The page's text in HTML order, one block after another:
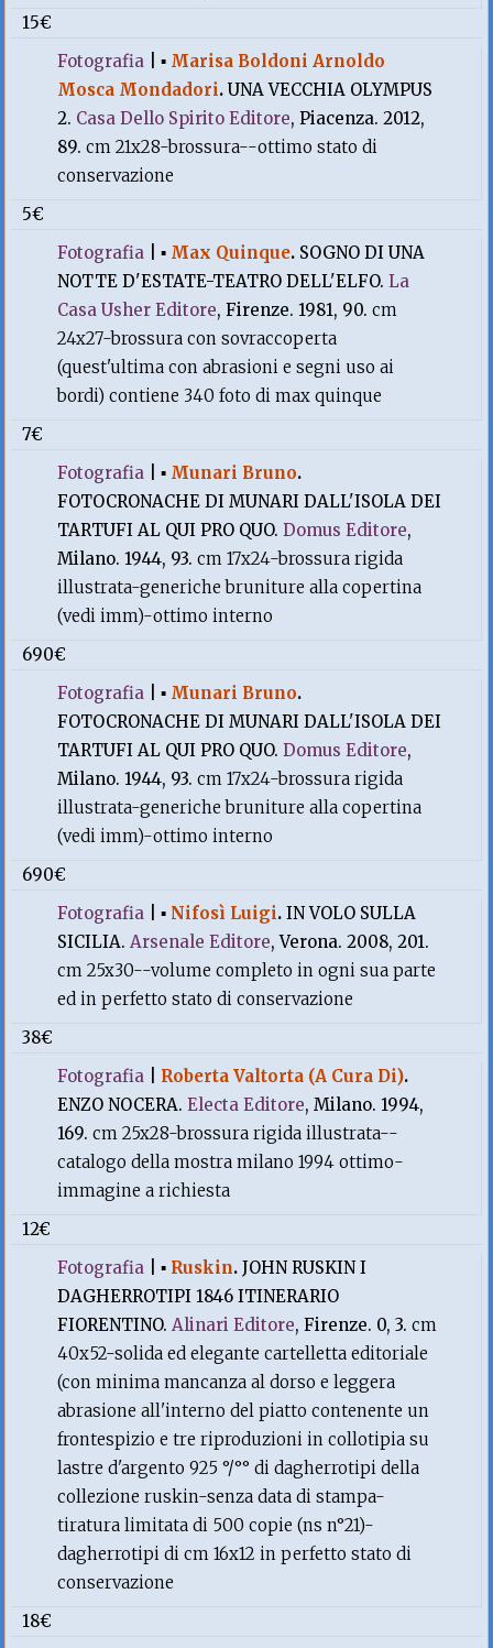
15€
Fotografia |▪ Marisa Boldoni Arnoldo
Mosca Mondadori.UNA VECCHIA OLYMPUS
2. Casa Dello Spirito Editore, Piacenza. 2012,
89.cm 21x28-brossura--ottimo stato di
conservazione
5€
Fotografia |▪ Max Quinque. SOGNO DI UNA
NOTTE D'ESTATE-TEATRO DELL'ELFO.La
Casa Usher Editore, Firenze. 1981, 90.cm
24x27-brossura con sovraccoperta
(quest'ultima con abrasioni e segni uso ai
bordi) contiene 340 foto di max quinque
7€
Fotografia |▪ Munari Bruno.
FOTOCRONACHE DI MUNARI DALL'ISOLA DEI
TARTUFI AL QUI PRO QUO.Domus Editore,
Milano. 1944, 93.cm 17x24-brossura rigida
illustrata-generiche bruniture alla copertina
(vedi imm)-ottimo interno
690€
Fotografia |▪ Munari Bruno.
FOTOCRONACHE DI MUNARI DALL'ISOLA DEI
TARTUFI AL QUI PRO QUO.Domus Editore,
Milano. 1944, 93.cm 17x24-brossura rigida
illustrata-generiche bruniture alla copertina
(vedi imm)-ottimo interno
690€
Fotografia |▪ Nifosì Luigi.IN VOLO SULLA
SICILIA.Arsenale Editore, Verona. 2008, 201.
cm 25x30--volume completo in ogni sua parte
ed in perfetto stato di conservazione
38€
Fotografia
Roberta Valtorta (A Cura Di).
ENZO NOCERA.Electa Editore, Milano. 1994,
169.cm 25x28-brossura rigida illustrata--
catalogo della mostra milano 1994 ottimo-
immagine a richiesta
12€
Fotografia |▪ Ruskin.JOHN RUSKIN I
DAGHERROTIPI 1846 ITINERARIO
FIORENTINO.Alinari Editore, Firenze. 0, 3.cm
40x52-solida ed elegante cartelletta editoriale
(con minima mancanza al dorso e leggera
abrasione all'interno del piatto contenente un
frontespizio e tre riproduzioni in collotipia su
lastre d'argento 925 °/°° di dagherrotipi della
collezione ruskin-senza data di stampa-
tiratura limitata di 500 copie (ns n°21)-
dagherrotipi di cm 16x12 in perfetto stato di
conservazione
18€